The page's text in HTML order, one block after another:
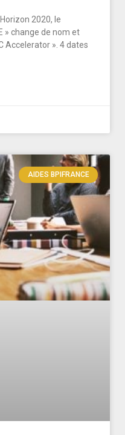
2020, le
» change de nom et
Accelerator ». 4 dates
AIDES BPIFRANCE